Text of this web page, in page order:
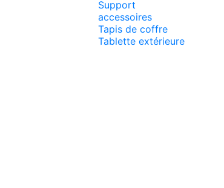
Support
accessoires
Tapis de coffre
Tablette extérieure